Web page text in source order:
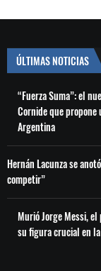
ÚLTIMAS NOTICIAS
“Fuerza Suma”: el
Cornide que
Argentina
Hernán Lacunza se
competir”
Murió Jorge Messi,
su figura crucial en